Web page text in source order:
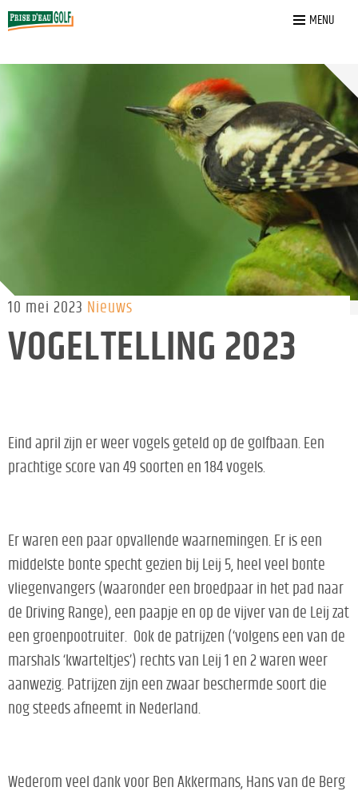
MENU
Home
10 mei 2023 Nieuws
VOGELTELLING 2023
Eind april zijn er weer vogels geteld op de golfbaan. Een
prachtige score van 49 soorten en 184 vogels.
Er waren een paar opvallende waarnemingen. Er is een
middelste bonte specht gezien bij Leij 5, heel veel bonte
vliegenvangers (waaronder een broedpaar in het pad naar
de Driving Range), een paapje en op de vijver van de Leij zat
een groenpootruiter. Ook de patrijzen (‘volgens een van de
marshals ‘kwarteltjes’) rechts van Leij 1 en 2 waren weer
aanwezig. Patrijzen zijn een zwaar beschermde soort die
nog steeds afneemt in Nederland.
Wederom veel dank voor Ben Akkermans, Hans van de Berg